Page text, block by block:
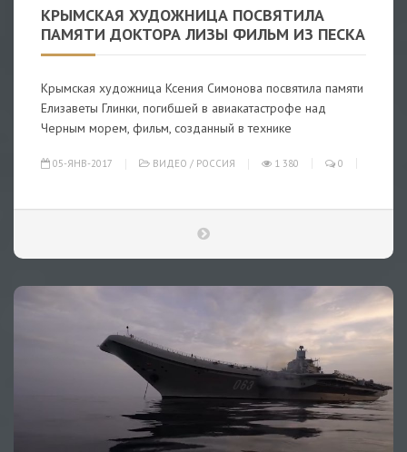
КРЫМСКАЯ ХУДОЖНИЦА ПОСВЯТИЛА
ПАМЯТИ ДОКТОРА ЛИЗЫ ФИЛЬМ ИЗ ПЕСКА
Крымская художница Ксения Симонова посвятила памяти
Елизаветы Глинки, погибшей в авиакатастрофе над
Черным морем, фильм, созданный в технике
05-ЯНВ-2017 ВИДЕО / РОССИЯ 1 380 0